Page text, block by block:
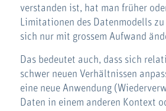
verstanden ist, hat man früher
Limitationen des Datenmodells
sich nur mit grossem Aufwand
Das bedeutet auch, dass sich
schwer neuen Verhältnissen
eine neue Anwendung
Daten in einem anderen Kontext